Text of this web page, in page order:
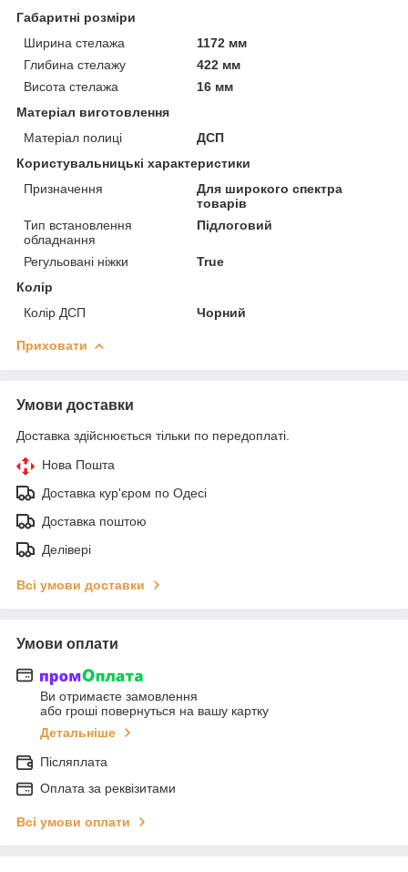
Габаритні розміри
Ширина стелажа
1172 мм
Глибина стелажу
422 мм
Висота стелажа
16 мм
Матеріал виготовлення
Матеріал полиці
ДСП
Користувальницькі характеристики
Призначення
Для широкого спектра
товарів
Тип встановлення
обладнання
Підлоговий
Регульовані ніжки
True
Колір
Колір ДСП
Чорний
Приховати
Умови доставки
Доставка здійснюється тільки по передоплаті.
Нова Пошта
Доставка кур'єром по Одесі
Доставка поштою
Делівері
Всі умови доставки
Умови оплати
Ви отримаєте замовлення
або гроші повернуться на вашу картку
Детальніше
Післяплата
Оплата за реквізитами
Всі умови оплати